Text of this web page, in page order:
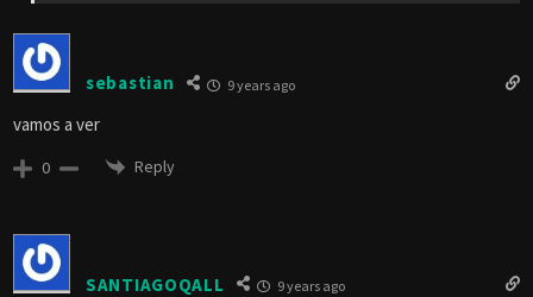
sebastian 9 years ago
vamos a ver
0 Reply
SANTIAGOQALL 9 years ago